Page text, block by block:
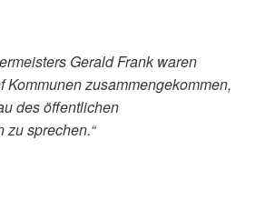
Gerald Frank waren
Kommunen zusammengekommen,
des öffentlichen
zu sprechen.“